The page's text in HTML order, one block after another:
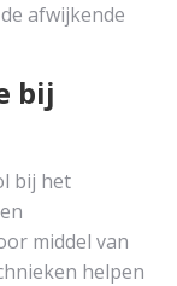
afwijkende
bij
bij het
middel van
helpen